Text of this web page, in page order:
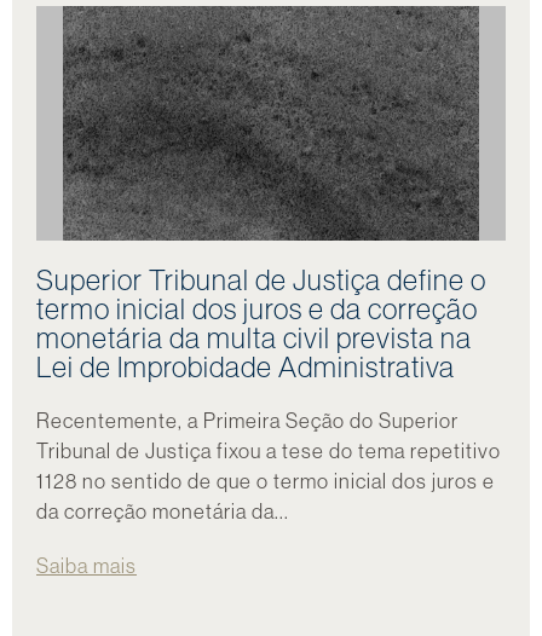
Superior Tribunal de Justiça define o
termo inicial dos juros e da correção
monetária da multa civil prevista na
Lei de Improbidade Administrativa
Recentemente, a Primeira Seção do Superior
Tribunal de Justiça fixou a tese do tema repetitivo
1128 no sentido de que o termo inicial dos juros e
da correção monetária da...
Saiba mais